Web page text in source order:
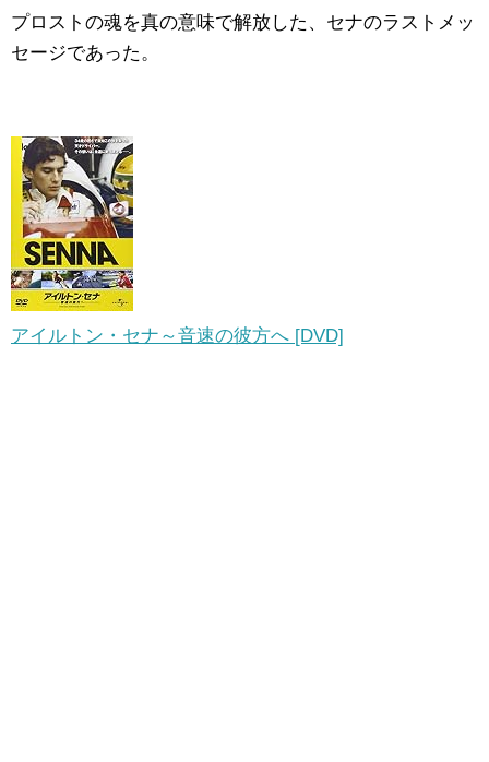
プロストの魂を真の意味で解放した、セナのラストメッ
セージであった。
アイルトン・セナ～音速の彼方へ [DVD]